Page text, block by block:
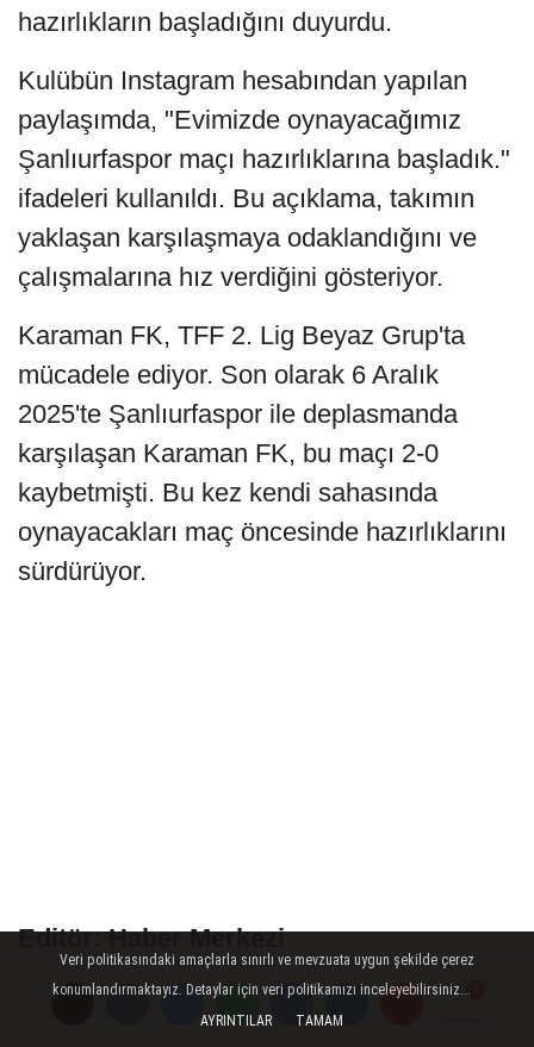
hazırlıkların başladığını duyurdu.
Kulübün Instagram hesabından yapılan
paylaşımda, "Evimizde oynayacağımız
Şanlıurfaspor maçı hazırlıklarına başladık."
ifadeleri kullanıldı. Bu açıklama, takımın
yaklaşan karşılaşmaya odaklandığını ve
çalışmalarına hız verdiğini gösteriyor.
Karaman FK, TFF 2. Lig Beyaz Grup'ta
mücadele ediyor. Son olarak 6 Aralık
2025'te Şanlıurfaspor ile deplasmanda
karşılaşan Karaman FK, bu maçı 2-0
kaybetmişti. Bu kez kendi sahasında
oynayacakları maç öncesinde hazırlıklarını
sürdürüyor.
Editör: Haber Merkezi
Kaynak: Sosyal Medya
Veri politikasındaki amaçlarla sınırlı ve mevzuata uygun şekilde çerez
konumlandırmaktayız. Detaylar için veri politikamızı inceleyebilirsiniz...
AYRINTILAR
TAMAM